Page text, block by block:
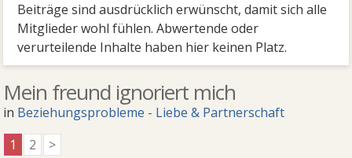
Beiträge sind ausdrücklich erwünscht, damit sich alle
Mitglieder wohl fühlen. Abwertende oder
verurteilende Inhalte haben hier keinen Platz.
Mein freund ignoriert mich
in Beziehungsprobleme - Liebe & Partnerschaft
1
2 >